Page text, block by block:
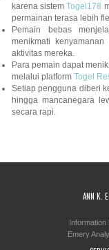
ANN K.
Information
Emery
karena sistemTogel178
permainan terasa lebih
Pemain bebas
menikmati
aktivitas mereka.
Para pemain dapat
melalui platform Togel
Setiap pengguna diberi
hingga mancanegara
secara rapi.